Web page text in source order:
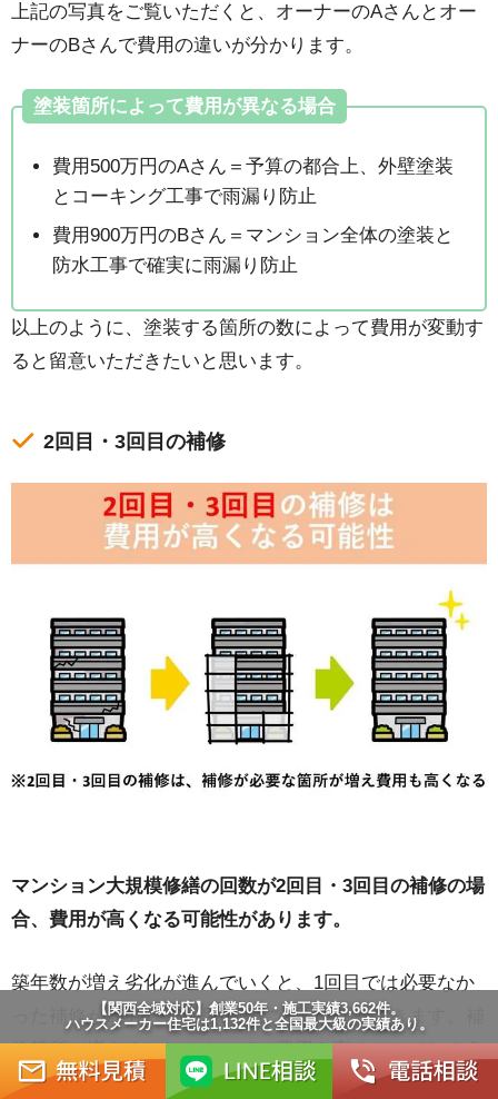
上記の写真をご覧いただくと、オーナーのAさんとオー
ナーのBさんで費用の違いが分かります。
塗装箇所によって費用が異なる場合
費用500万円のAさん＝予算の都合上、外壁塗装
とコーキング工事で雨漏り防止
費用900万円のBさん＝マンション全体の塗装と
防水工事で確実に雨漏り防止
以上のように、塗装する箇所の数によって費用が変動す
ると留意いただきたいと思います。
2回目・3回目の補修
マンション大規模修繕の回数が2回目・3回目の補修の場
合、費用が高くなる可能性があります。
築年数が増え劣化が進んでいくと、1回目では必要なか
った補修が2回目・3回目の際に必要になってきます。補
修箇所が増えることによって、費用も高くなってしまう
のです。
【関西全域対応】創業50年・施工実績3,662件。
ハウスメーカー住宅は1,132件と全国最大級の実績あり。